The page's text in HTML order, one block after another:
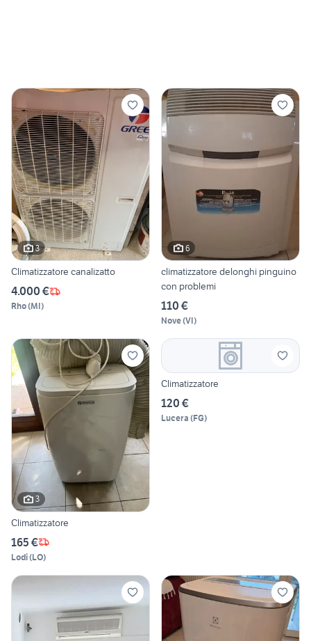
3
Climatizzatore canalizatto
4.000 €
Rho(MI)
6
climatizzatore delonghi pinguino
con problemi
110 €
Nove(VI)
3
Climatizzatore
165 €
Lodi(LO)
Climatizzatore
120 €
Lucera (FG)